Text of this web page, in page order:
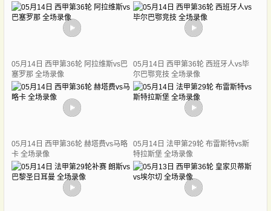
05月14日 西甲第36轮 阿拉维斯vs巴
塞罗那 全场录像
05月14日 西甲第36轮 西班牙人vs毕
尔巴鄂竞技 全场录像
05月14日 西甲第36轮 赫塔费vs马略
卡 全场录像
05月14日 法甲第29轮 布雷斯特vs斯
特拉斯堡 全场录像